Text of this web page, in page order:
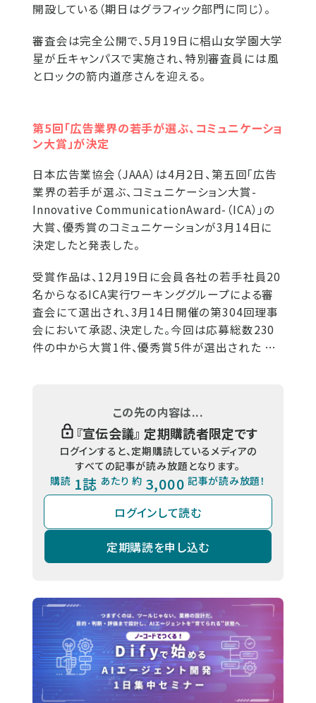
開設している（期日はグラフィック部門に同じ）。
審査会は完全公開で、5月19日に椙山女学園大学
星が丘キャンパスで実施され、特別審査員には風
とロックの箭内道彦さんを迎える。
第5回「広告業界の若手が選ぶ、コミュニケーショ
ン大賞」が決定
日本広告業協会（JAAA）は4月2日、第五回「広告
業界の若手が選ぶ、コミュニケーション大賞-
Innovative CommunicationAward-（ICA）」の
大賞、優秀賞のコミュニケーションが3月14日に
決定したと発表した。
受賞作品は、12月19日に会員各社の若手社員20
名からなるICA実行ワーキンググループによる審
査会にて選出され、3月14日開催の第304回理事
会において承認、決定した。今回は応募総数230
件の中から大賞1件、優秀賞5件が選出された …
この先の内容は...
『宣伝会議』 定期購読者限定です
ログインすると、定期購読しているメディアの
すべての記事が読み放題となります。
購読 1誌 あたり 約 3,000 記事が読み放題！
ログインして読む
定期購読を申し込む